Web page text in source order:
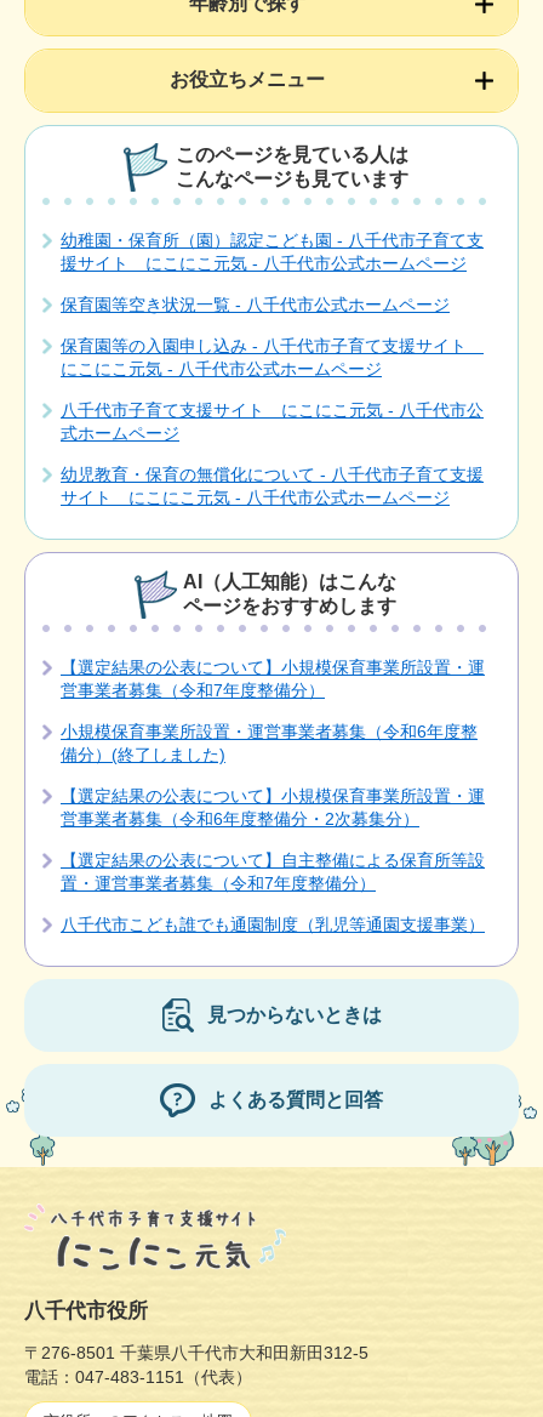
お役立ちメニュー
このページを見ている人は
こんなページも見ています
幼稚園・保育所（園）認定こども園 - 八千代市子育て支
援サイト にこにこ元気 - 八千代市公式ホームページ
保育園等空き状況一覧 - 八千代市公式ホームページ
保育園等の入園申し込み - 八千代市子育て支援サイト
にこにこ元気 - 八千代市公式ホームページ
八千代市子育て支援サイト にこにこ元気 - 八千代市公
式ホームページ
幼児教育・保育の無償化について - 八千代市子育て支援
サイト にこにこ元気 - 八千代市公式ホームページ
AI（人工知能）はこんな
ページをおすすめします
【選定結果の公表について】小規模保育事業所設置・運
営事業者募集（令和7年度整備分）
小規模保育事業所設置・運営事業者募集（令和6年度整
備分）(終了しました)
【選定結果の公表について】小規模保育事業所設置・運
営事業者募集（令和6年度整備分・2次募集分）
【選定結果の公表について】自主整備による保育所等設
置・運営事業者募集（令和7年度整備分）
八千代市こども誰でも通園制度（乳児等通園支援事業）
見つからないときは
よくある質問と回答
八千代市役所
〒276-8501 千葉県八千代市大和田新田312-5
電話：047-483-1151（代表）